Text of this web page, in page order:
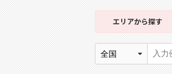
エリアから探す